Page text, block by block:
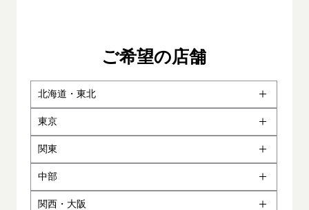
RINXの脱毛技術
ご希望の店舗
北海道・東北
東京
関東
川崎駅前店
中部
名古屋駅前店
関西・大阪